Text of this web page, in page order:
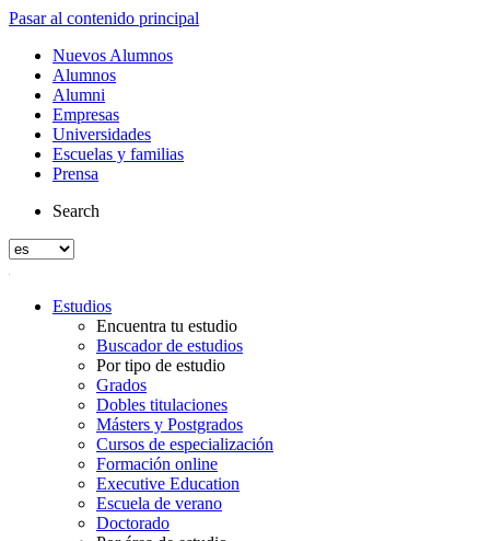
Pasar al contenido principal
Nuevos Alumnos
Alumnos
Alumni
Empresas
Universidades
Escuelas y familias
Prensa
Search
Estudios
Encuentra tu estudio
Buscador de estudios
Por tipo de estudio
Grados
Dobles titulaciones
Másters y Postgrados
Cursos de especialización
Formación online
Executive Education
Escuela de verano
Doctorado